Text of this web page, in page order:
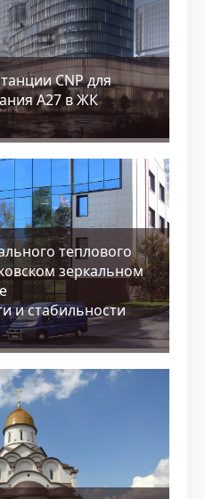
CNP для
А27 в ЖК
теплового
зеркальном
и стабильности